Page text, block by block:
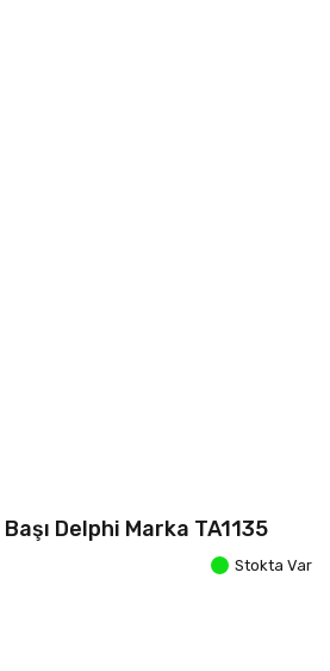
Delphi Marka TA1135
Stokta Var